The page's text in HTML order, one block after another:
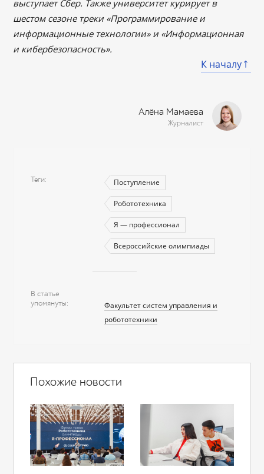
выступает Сбер. Также университет курирует в
шестом сезоне треки «Программирование и
информационные технологии» и «Информационная
и кибербезопасность».
К началу
Алёна Мамаева
Журналист
Теги Поступление
Робототехника
Я — профессионал
Всероссийские олимпиады
В статье
упомянуты
Факультет систем управления и
робототехники
Похожие новости